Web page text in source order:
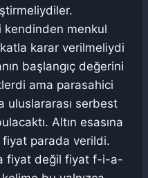
kendinden menkul
karar verilmeliydi
başlangıç değerini
ama parasahici
uluslararası serbest
Altın esasına
parada verildi.
fiyat değil fiyat f-i-a-